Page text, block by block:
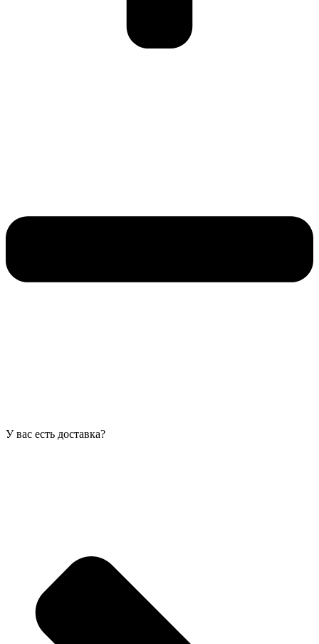
У вас есть доставка?